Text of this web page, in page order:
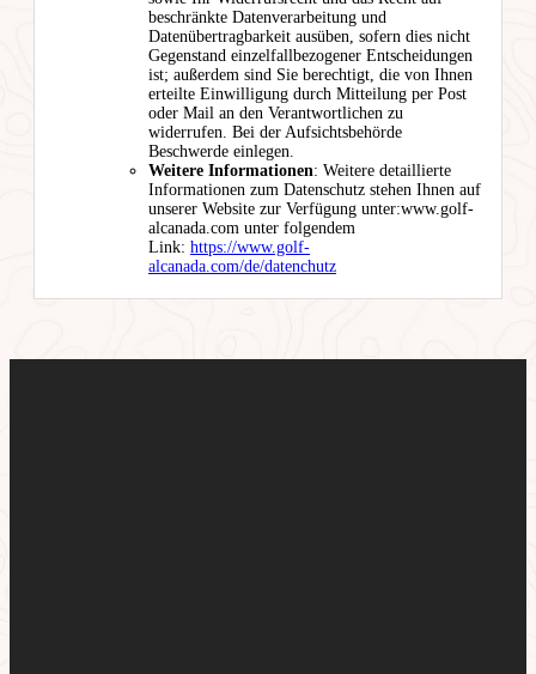
beschränkte Datenverarbeitung und
Datenübertragbarkeit ausüben, sofern dies nicht
Gegenstand einzelfallbezogener Entscheidungen
ist; außerdem sind Sie berechtigt, die von Ihnen
erteilte Einwilligung durch Mitteilung per Post
oder Mail an den Verantwortlichen zu
widerrufen. Bei der Aufsichtsbehörde
Beschwerde einlegen.
Weitere Informationen: Weitere detaillierte
Informationen zum Datenschutz stehen Ihnen auf
unserer Website zur Verfügung unter:www.golf-
alcanada.com unter folgendem
Link: https://www.golf-
alcanada.com/de/datenchutz